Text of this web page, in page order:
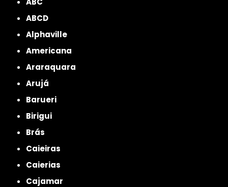
ABCD
Alphaville
Americana
Araraquara
Arujá
Barueri
Birigui
Brás
Caieiras
Caierias
Cajamar